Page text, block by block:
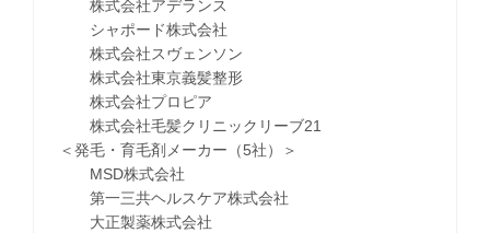
株式会社アデランス
シャポード株式会社
株式会社スヴェンソン
株式会社東京義髪整形
株式会社プロピア
株式会社毛髪クリニックリーブ21
＜発毛・育毛剤メーカー（5社）＞
MSD株式会社
第一三共ヘルスケア株式会社
大正製薬株式会社